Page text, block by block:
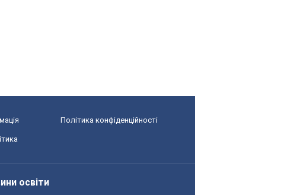
Політика конфіденційності
освіти